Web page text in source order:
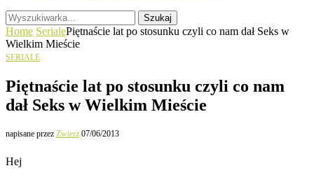
Szukaj
Home SerialePiętnaście lat po stosunku czyli co nam dał Seks w
Wielkim Mieście
SERIALE
Piętnaście lat po stosunku czyli co nam
dał Seks w Wielkim Mieście
napisane przez Zwierz 07/06/2013
Hej